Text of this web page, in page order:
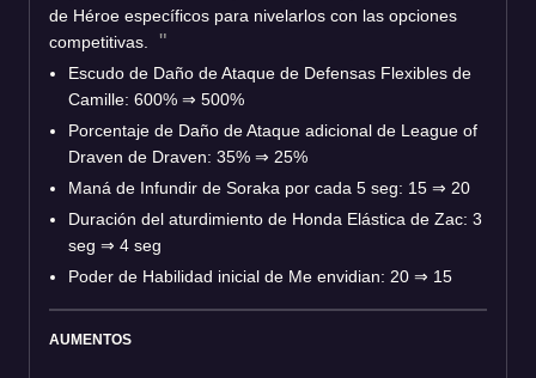
de Héroe específicos para nivelarlos con las opciones
competitivas.
Escudo de Daño de Ataque de Defensas Flexibles de
Camille: 600% ⇒ 500%
Porcentaje de Daño de Ataque adicional de League of
Draven de Draven: 35% ⇒ 25%
Maná de Infundir de Soraka por cada 5 seg: 15 ⇒ 20
Duración del aturdimiento de Honda Elástica de Zac: 3
seg ⇒ 4 seg
Poder de Habilidad inicial de Me envidian: 20 ⇒ 15
AUMENTOS